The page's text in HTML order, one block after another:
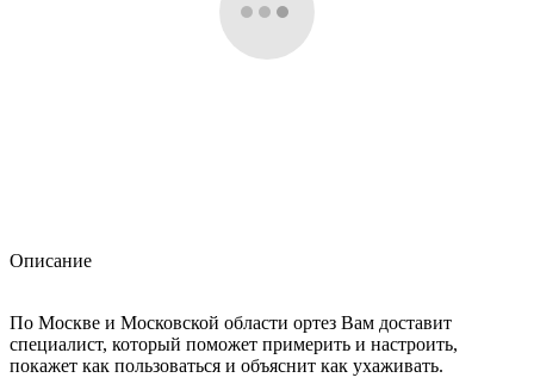
Описание
По Москве и Московской области ортез Вам доставит
специалист, который поможет примерить и настроить,
покажет как пользоваться и объяснит как ухаживать.